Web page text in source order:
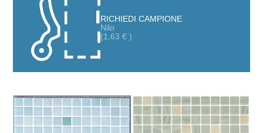
RICHIEDI CAMPIONE
Nilo
(1,63 € )